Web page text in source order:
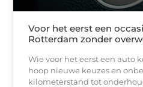
Voor het eerst een
Rotterdam zonder
Wie voor het eerst een auto
hoop nieuwe keuzes en
kilometerstand tot